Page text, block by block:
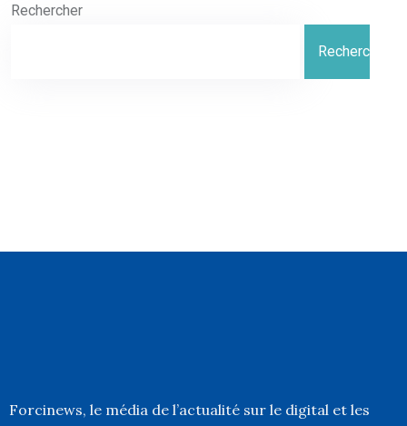
Rechercher
Rechercher
Forcinews, le média de l’actualité sur le digital et les